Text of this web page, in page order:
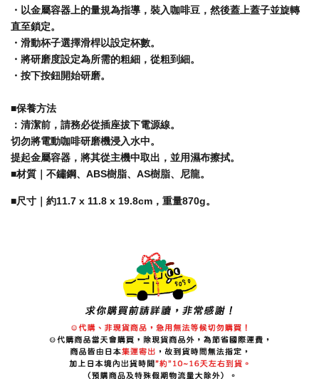
・以金屬容器上的量規為指導，裝入咖啡豆，然後蓋上蓋子並旋轉
直至鎖定。
・滑動杯子選擇滑桿以設定杯數。
・將研磨度設定為所需的粗細，從粗到細。
・按下按鈕開始研磨。
■保養方法
：清潔前，請務必從插座拔下電源線。
切勿將電動咖啡研磨機浸入水中。
提起金屬容器，將其從主機中取出，並用濕布擦拭。
■材質｜不鏽鋼、ABS樹脂、AS樹脂、尼龍。
■尺寸｜約11.7 x 11.8 x 19.8cm，重量870g。